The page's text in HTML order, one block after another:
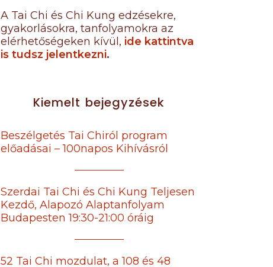
A Tai Chi és Chi Kung edzésekre,
gyakorlásokra, tanfolyamokra az
elérhetőségeken kívül, ide kattintva
is tudsz jelentkezni.
Kiemelt bejegyzések
Beszélgetés Tai Chiról program
előadásai – 100napos Kihívásról
Szerdai Tai Chi és Chi Kung Teljesen
Kezdő, Alapozó Alaptanfolyam
Budapesten 19:30-21:00 óráig
52 Tai Chi mozdulat, a 108 és 48